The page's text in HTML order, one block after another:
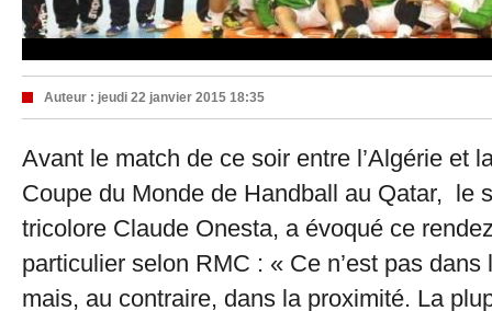
Auteur : jeudi 22 janvier 2015 18:35
Avant le match de ce soir entre l’Algérie et
Coupe du Monde de Handball au Qatar, le
tricolore Claude Onesta, a évoqué ce
particulier selon RMC : « Ce n’est pas dans
mais, au contraire, dans la proximité. La